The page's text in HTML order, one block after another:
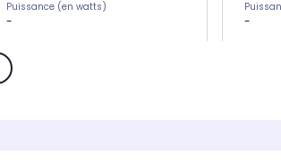
Puissance (en watts)
-
Chargeur 2 en 1 : secteur et USB
-